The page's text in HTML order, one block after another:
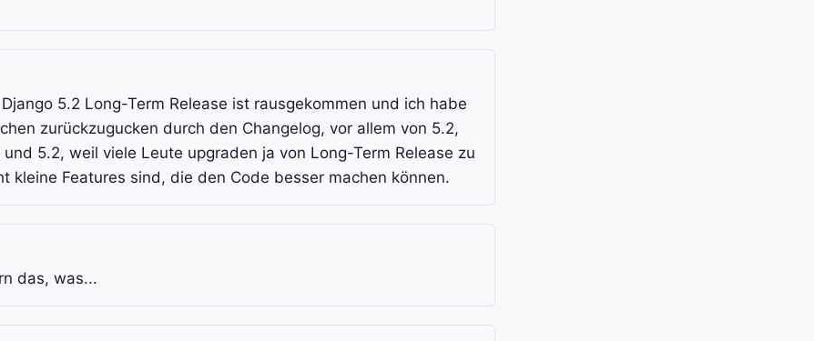
5.2 Long-Term Release ist rausgekommen und ich habe
zurückzugucken durch den Changelog, vor allem von 5.2,
5.2, weil viele Leute upgraden ja von Long-Term Release zu
kleine Features sind, die den Code besser machen können.
das, was...